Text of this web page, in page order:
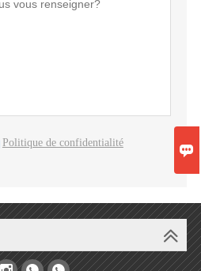
Politique de confidentialité 